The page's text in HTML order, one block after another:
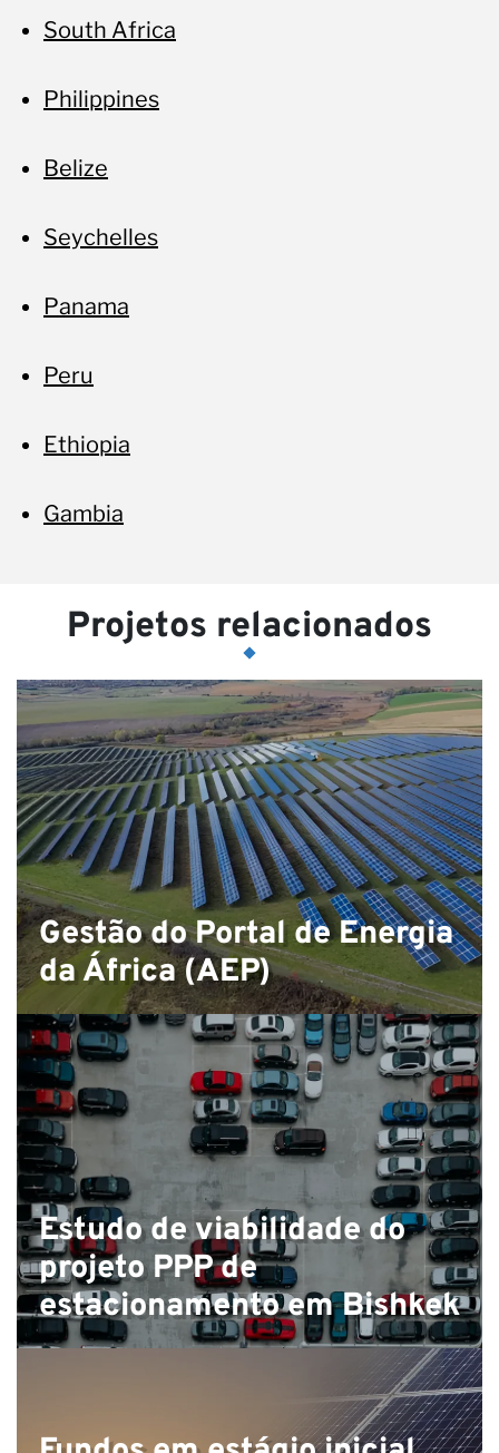
South Africa
Philippines
Belize
Seychelles
Panama
Peru
Ethiopia
Gambia
Projetos relacionados
Gestão do Portal de Energia
da África (AEP)
Estudo de viabilidade do
projeto PPP de
estacionamento em Bishkek